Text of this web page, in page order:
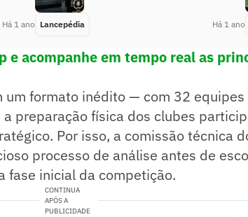
Há 1 ano Lancepédia Há 1 ano
e acompanhe em tempo real as
um formato inédito — com 32
preparação física dos clubes
Por isso, a comissão técnica
processo de análise antes de
fase inicial da competição.
CONTINUA
APÓS A
PUBLICIDADE